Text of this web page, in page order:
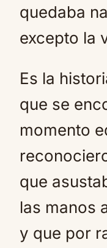
quedaba
excepto la
Es la
que se
momento
que
las manos
y que por